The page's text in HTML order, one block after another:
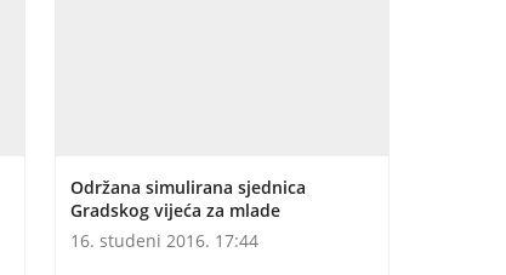
Održana simulirana sjednica
Gradskog vijeća za mlade
16. studeni 2016. 17:44